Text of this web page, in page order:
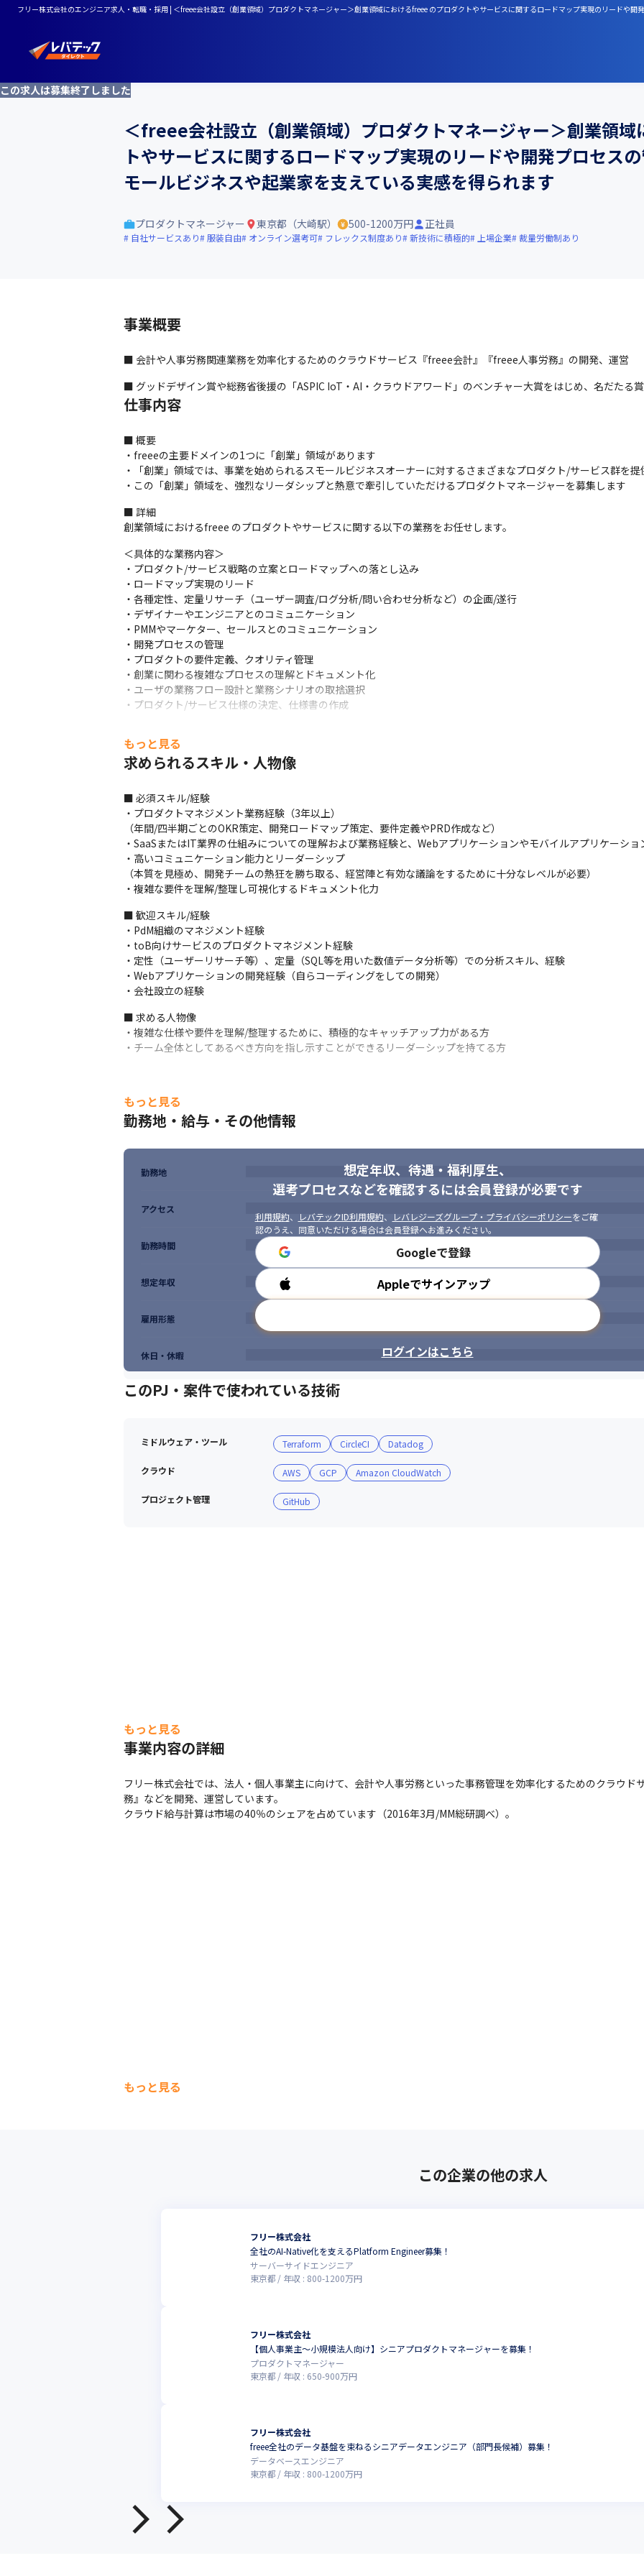
フリー株式会社のエンジニア求人・転職・採用 | ＜freee会社設立（創業領域）プロダクトマネージャー＞創業領域におけるfreee のプロダクトやサービスに関するロードマップ実現のリードや
この求人は募集終了しました
＜freee会社設立（創業領域）プロダクトマネージャー＞創業領
トやサービスに関するロードマップ実現のリードや開発プロセス
モールビジネスや起業家を支えている実感を得られます
プロダクトマネージャー 東京都（大崎駅） 500-1200万円 正社員
自社サービスあり 服装自由 オンライン選考可 フレックス制度あり 新技術に積極的 上場企業 裁量労働制あり
事業概要
■ 会計や人事労務関連業務を効率化するためのクラウドサービス『freee会計』『freee人事労務』の開発、運営
■ グッドデザイン賞や総務省後援の「ASPIC IoT・AI・クラウドアワード」のベンチャー大賞をはじめ、名だたる
仕事内容
■ 概要
・freeeの主要ドメインの1つに「創業」領域があります
・「創業」領域では、事業を始められるスモールビジネスオーナーに対するさまざまなプロダクト/サービス群を提
・この「創業」領域を、強烈なリーダシップと熱意で牽引していただけるプロダクトマネージャーを募集します
■ 詳細
創業領域におけるfreee のプロダクトやサービスに関する以下の業務をお任せします。
＜具体的な業務内容＞
・プロダクト/サービス戦略の立案とロードマップへの落とし込み
・ロードマップ実現のリード
・各種定性、定量リサーチ（ユーザー調査/ログ分析/問い合わせ分析など）の企画/遂行
・デザイナーやエンジニアとのコミュニケーション
・PMMやマーケター、セールスとのコミュニケーション
・開発プロセスの管理
・プロダクトの要件定義、クオリティ管理
・創業に関わる複雑なプロセスの理解とドキュメント化
・ユーザの業務フロー設計と業務シナリオの取捨選択
・プロダクト/サービス仕様の決定、仕様書の作成
・「創業」領域の基幹プロダクトであるfreee会社設立は、煩雑な会社設立作業をオンライン化/効率化し、多くの
を得ています
・商売準備、創業資金の手当て、会社の管理体制構築とやるべきことは多岐にわたります
・「だれもが自由に経営できる統合型経営プラットフォーム」の提供を目指すfreeeは、会社設立だけでなく、これ
スを揃えていきたいと考えています
■ この仕事の面白み、魅力
・既にトップシェアであるfreee会社設立(※)、創業初期にオーナーに伴走する数十名のチーム（ダンドリコーディ
存在します
・従って、本ポジションを通して提供するプロダクトやサービスに対して直接、多くのフィードバックを得られる
を支えている実感を得られます
・またfreeeには「あえて共有」という文化があります。優秀なPdM組織に身を置くことで、ベストプラクティスを
磋琢磨できる環境があります
※2020年3月、freee会社設立を利用して設立完了したユーザー730人へのアンケート結果
もっと見る
求められるスキル・人物像
■ 必須スキル/経験
・プロダクトマネジメント業務経験（3年以上）
（年間/四半期ごとのOKR策定、開発ロードマップ策定、要件定義やPRD作成など）
・SaaSまたはIT業界の仕組みについての理解および業務経験と、Webアプリケーションやモバイルアプリケーシ
・高いコミュニケーション能力とリーダーシップ
（本質を見極め、開発チームの熱狂を勝ち取る、経営陣と有効な議論をするために十分なレベルが必要）
・複雑な要件を理解/整理し可視化するドキュメント化力
■ 歓迎スキル/経験
・PdM組織のマネジメント経験
・toB向けサービスのプロダクトマネジメント経験
・定性（ユーザーリサーチ等）、定量（SQL等を用いた数値データ分析等）での分析スキル、経験
・Webアプリケーションの開発経験（自らコーディングをしての開発）
・会社設立の経験
■ 求める人物像
・複雑な仕様や要件を理解/整理するために、積極的なキャッチアップ力がある方
・チーム全体としてあるべき方向を指し示すことができるリーダーシップを持てる方
もっと見る
勤務地・給与・その他情報
想定年収、待遇・福利厚生、
選考プロセスなどを確認するには会員登録が必要です
利用規約、 レバテックID利用規約、 レバレジーズグループ・プライバシーポリシーをご確
認のうえ、同意いただける場合は会員登録へお進みください。
Googleで登録
Appleでサインアップ
ログインはこちら
勤務地
アクセス
勤務時間
想定年収
雇用形態
休日・休暇
このPJ・案件で使われている技術
ミドルウェア・ツール Terraform CircleCI Datadog
クラウド AWS GCP Amazon CloudWatch
プロジェクト管理 GitHub
もっと見る
事業内容の詳細
フリー株式会社では、法人・個人事業主に向けて、会計や人事労務といった事務管理を効率化するためのクラウ
務』などを開発、運営しています。
クラウド給与計算は市場の40％のシェアを占めています（2016年3月/MM総研調べ）。
もっと見る
この企業の他の求人
フリー株式会社
全社のAI-Native化を支えるPlatform Engineer募集！
サーバーサイドエンジニア
東京都
年収 : 800-1200万円
フリー株式会社
【個人事業主〜小規模法人向け】シニアプロダクトマネージャーを募集！
プロダクトマネージャー
東京都
年収 : 650-900万円
フリー株式会社
freee全社のデータ基盤を束ねるシニアデータエンジニア（部門長候補）募集！
データベースエンジニア
東京都
年収 : 800-1200万円